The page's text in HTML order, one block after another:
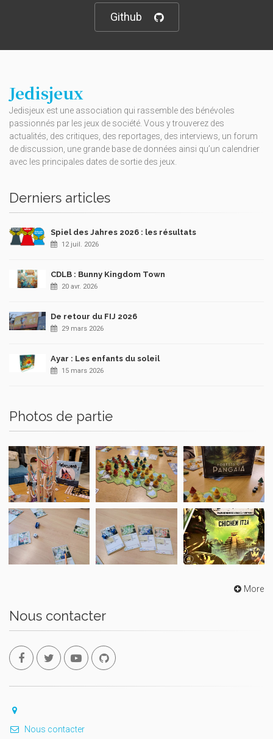
Github
Jedisjeux
Jedisjeux est une association qui rassemble des bénévoles
passionnés par les jeux de société. Vous y trouverez des
actualités, des critiques, des reportages, des interviews, un forum
de discussion, une grande base de données ainsi qu’un calendrier
avec les principales dates de sortie des jeux.
Derniers articles
Spiel des Jahres 2026 : les résultats
12 juil. 2026
CDLB : Bunny Kingdom Town
20 avr. 2026
De retour du FIJ 2026
29 mars 2026
Ayar : Les enfants du soleil
15 mars 2026
Photos de partie
More
Nous contacter
Nous contacter